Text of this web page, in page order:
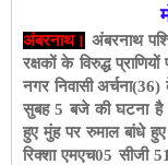
अंबरनाथ। अंबरनाथ
रक्षकों के विरुद्ध
नगर निवासी
सुबह 5 बजे की घटना है।
हुए मुंह पर रुमाल बांधे
रिक्शा एमएच05 सीजी